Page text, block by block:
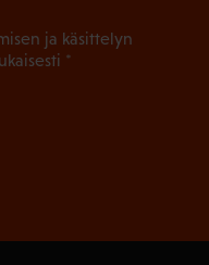
ja käsittelyn
*